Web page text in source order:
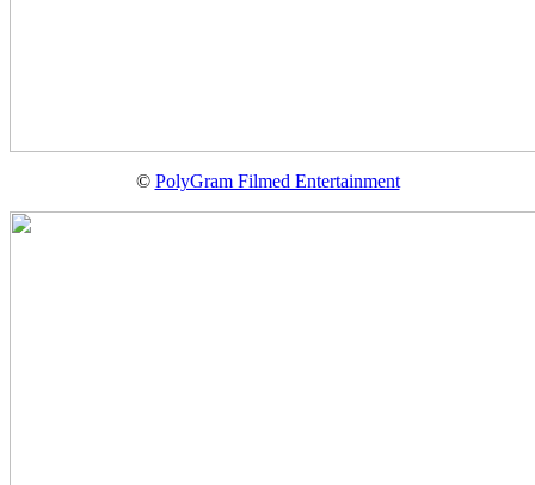
© PolyGram Filmed Entertainment